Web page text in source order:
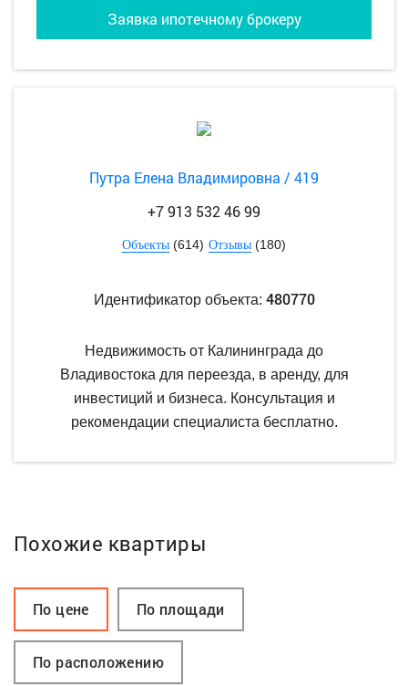
Заявка ипотечному брокеру
Путра Елена Владимировна / 419
+7 913 532 46 99
Объекты (614) Отзывы (180)
Идентификатор объекта: 480770
Недвижимость от Калининграда до
Владивостока для переезда, в аренду, для
инвестиций и бизнеса. Консультация и
рекомендации специалиста бесплатно.
Похожие квартиры
По цене По площади
По расположению